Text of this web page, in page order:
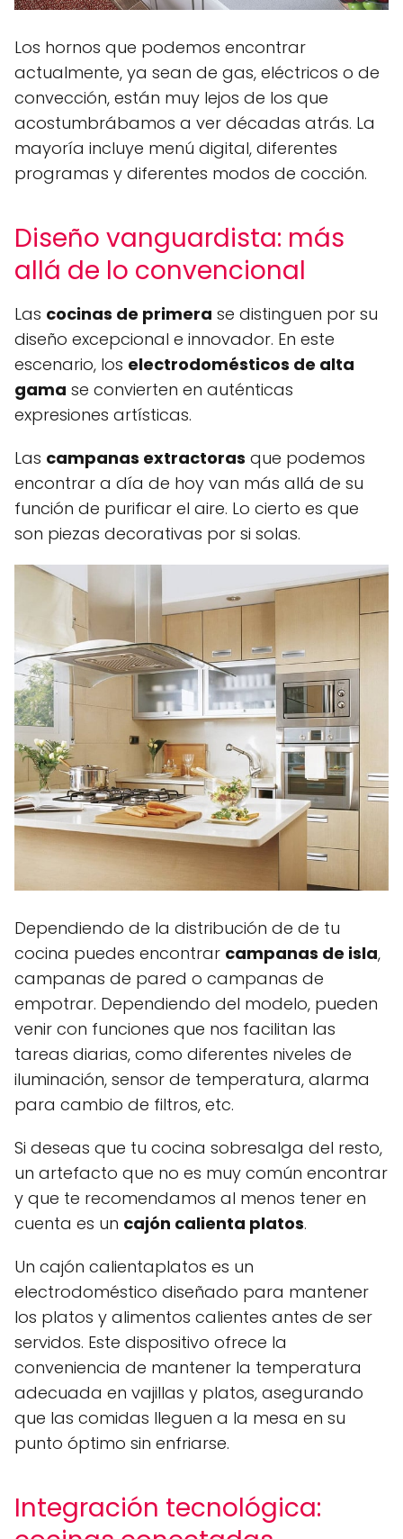
Los hornos que podemos encontrar
actualmente, ya sean de gas, eléctricos o de
convección, están muy lejos de los que
acostumbrábamos a ver décadas atrás. La
mayoría incluye menú digital, diferentes
programas y diferentes modos de cocción.
Diseño vanguardista: más
allá de lo convencional
Las cocinas de primera se distinguen por su
diseño excepcional e innovador. En este
escenario, los electrodomésticos de alta
gama se convierten en auténticas
expresiones artísticas.
Las campanas extractoras que podemos
encontrar a día de hoy van más allá de su
función de purificar el aire. Lo cierto es que
son piezas decorativas por si solas.
Dependiendo de la distribución de de tu
cocina puedes encontrar campanas de isla,
campanas de pared o campanas de
empotrar. Dependiendo del modelo, pueden
venir con funciones que nos facilitan las
tareas diarias, como diferentes niveles de
iluminación, sensor de temperatura, alarma
para cambio de filtros, etc.
Si deseas que tu cocina sobresalga del resto,
un artefacto que no es muy común encontrar
y que te recomendamos al menos tener en
cuenta es un cajón calienta platos.
Un cajón calientaplatos es un
electrodoméstico diseñado para mantener
los platos y alimentos calientes antes de ser
servidos. Este dispositivo ofrece la
conveniencia de mantener la temperatura
adecuada en vajillas y platos, asegurando
que las comidas lleguen a la mesa en su
punto óptimo sin enfriarse.
Integración tecnológica: